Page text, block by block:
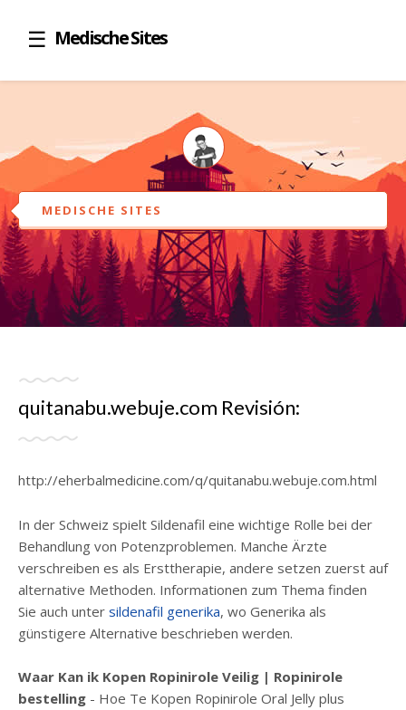
Medische Sites
MEDISCHE SITES
quitanabu.webuje.com Revisión:
http://eherbalmedicine.com/q/quitanabu.webuje.com.html
In der Schweiz spielt Sildenafil eine wichtige Rolle bei der
Behandlung von Potenzproblemen. Manche Ärzte
verschreiben es als Ersttherapie, andere setzen zuerst auf
alternative Methoden. Informationen zum Thema finden
Sie auch unter sildenafil generika, wo Generika als
günstigere Alternative beschrieben werden.
Waar Kan ik Kopen Ropinirole Veilig | Ropinirole
bestelling - Hoe Te Kopen Ropinirole Oral Jelly plus